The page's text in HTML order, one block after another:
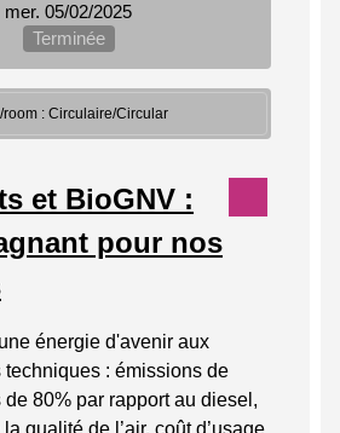
mer. 05/02/2025
Terminée
room : Circulaire/Circular
et BioGNV :
pour nos
énergie d'avenir aux
techniques : émissions de
80% par rapport au diesel,